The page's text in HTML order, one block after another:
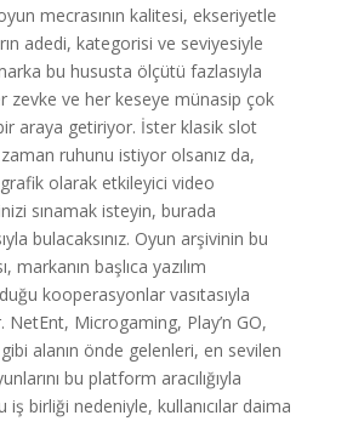
mecrasının kalitesi, ekseriyetle
adedi, kategorisi ve seviyesiyle
bu hususta ölçütü fazlasıyla
zevke ve her keseye münasip çok
araya getiriyor. İster klasik slot
ruhunu istiyor olsanız da,
olarak etkileyici video
sınamak isteyin, burada
bulacaksınız. Oyun arşivinin bu
markanın başlıca yazılım
kooperasyonlar vasıtasıyla
NetEnt, Microgaming, Play’n GO,
alanın önde gelenleri, en sevilen
bu platform aracılığıyla
iş birliği nedeniyle, kullanıcılar daima